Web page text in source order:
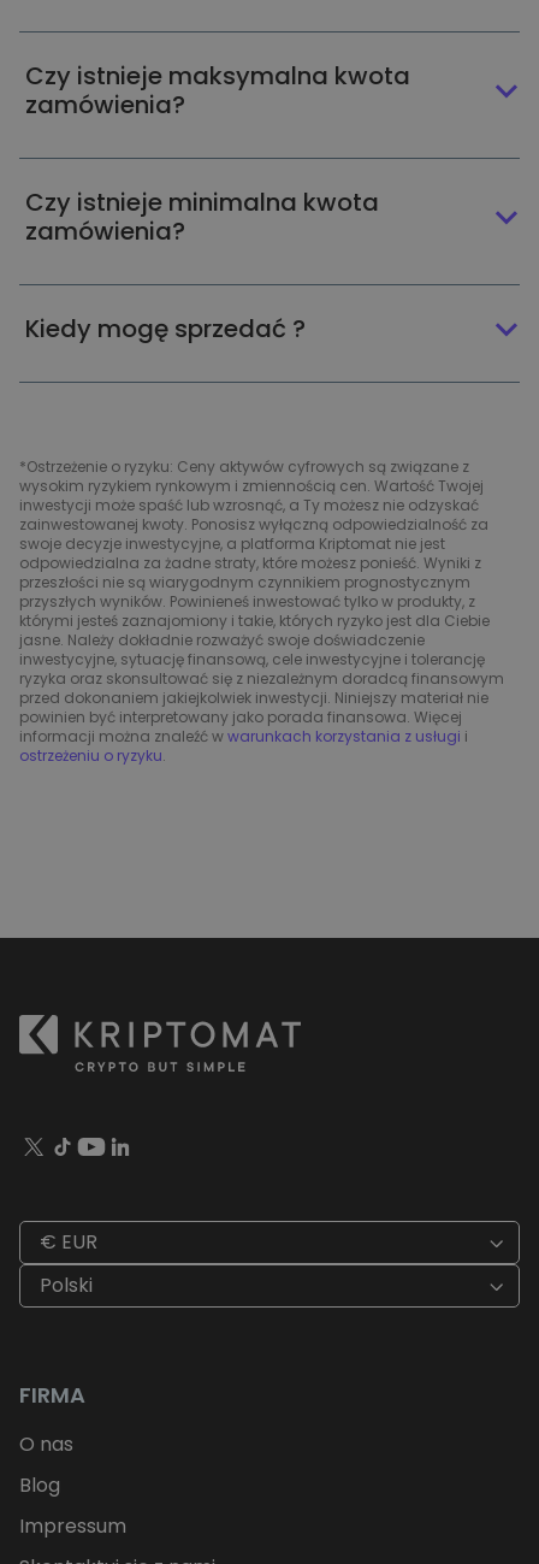
Czy istnieje maksymalna kwota
zamówienia?
Czy istnieje minimalna kwota
zamówienia?
Kiedy mogę sprzedać ?
*Ostrzeżenie o ryzyku: Ceny aktywów cyfrowych są związane z
wysokim ryzykiem rynkowym i zmiennością cen. Wartość Twojej
inwestycji może spaść lub wzrosnąć, a Ty możesz nie odzyskać
zainwestowanej kwoty. Ponosisz wyłączną odpowiedzialność za
swoje decyzje inwestycyjne, a platforma Kriptomat nie jest
odpowiedzialna za żadne straty, które możesz ponieść. Wyniki z
przeszłości nie są wiarygodnym czynnikiem prognostycznym
przyszłych wyników. Powinieneś inwestować tylko w produkty, z
którymi jesteś zaznajomiony i takie, których ryzyko jest dla Ciebie
jasne. Należy dokładnie rozważyć swoje doświadczenie
inwestycyjne, sytuację finansową, cele inwestycyjne i tolerancję
ryzyka oraz skonsultować się z niezależnym doradcą finansowym
przed dokonaniem jakiejkolwiek inwestycji. Niniejszy materiał nie
powinien być interpretowany jako porada finansowa. Więcej
informacji można znaleźć wwarunkach korzystania z usługi i
ostrzeżeniu o ryzyku.
€ EUR
Polski
FIRMA
O nas
Blog
Impressum